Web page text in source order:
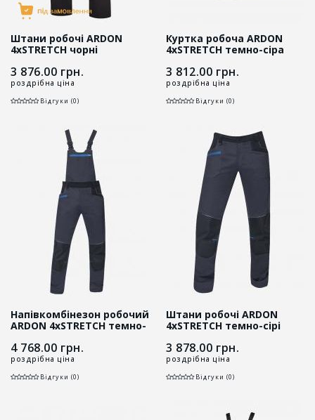
Штани робочі ARDON
4xSTRETCH чорні
3 876.00 грн.
роздрібна ціна
Відгуки (0)
Куртка робоча ARDON
4xSTRETCH темно-сіра
3 812.00 грн.
роздрібна ціна
Відгуки (0)
Напівкомбінезон робочий
ARDON 4xSTRETCH темно-
4 768.00 грн.
роздрібна ціна
Відгуки (0)
Штани робочі ARDON
4xSTRETCH темно-сірі
3 878.00 грн.
роздрібна ціна
Відгуки (0)